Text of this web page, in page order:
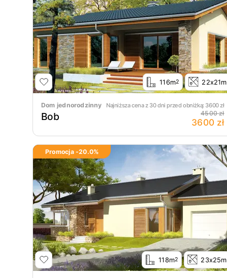
116m2 22x21m
Dom jednorodzinny Najniższa cena z 30 dni przed obniżką: 3600zł
Bob 4500 zł
3600 zł
Promocja -20.0%
118m2 23x25m